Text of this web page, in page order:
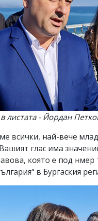
листата - Йордан
всички, най-вече
глас има
която е под нмер
в Бургаския